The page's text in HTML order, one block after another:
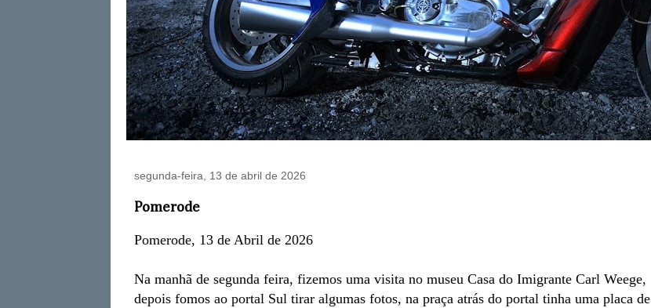
segunda-feira, 13 de abril de 2026
Pomerode
Pomerode, 13 de Abril de 2026
Na manhã de segunda feira, fizemos uma visita no museu Casa do Imigrante Carl Weege,
depois fomos ao portal Sul tirar algumas fotos, na praça atrás do portal tinha uma placa de